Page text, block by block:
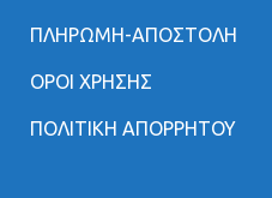
ΠΛΗΡΩΜΗ-ΑΠΟΣΤΟΛΗ
ΟΡΟΙ ΧΡΗΣΗΣ
ΠΟΛΙΤΙΚΗ ΑΠΟΡΡΗΤΟΥ